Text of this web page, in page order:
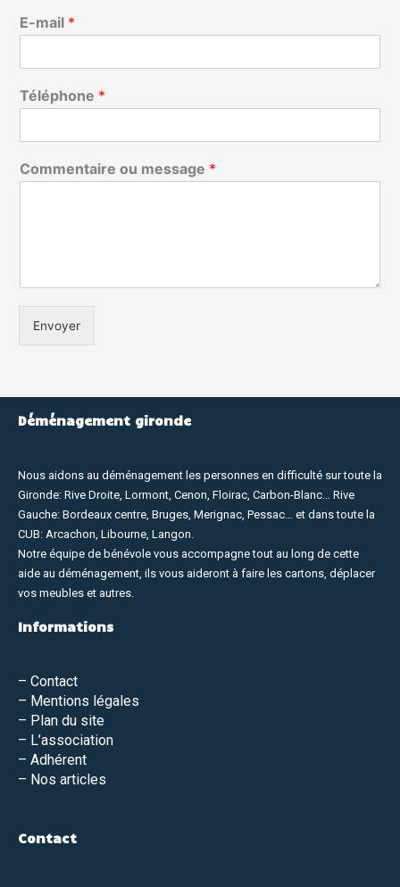
E-mail *
Téléphone *
Commentaire ou message *
Envoyer
Déménagement gironde
Nous aidons au déménagement les personnes en difficulté sur toute la
Gironde: Rive Droite, Lormont, Cenon, Floirac, Carbon-Blanc… Rive
Gauche: Bordeaux centre, Bruges, Merignac, Pessac… et dans toute la
CUB: Arcachon, Libourne, Langon.
Notre équipe de bénévole vous accompagne tout au long de cette
aide au déménagement, ils vous aideront à faire les cartons, déplacer
vos meubles et autres.
Informations
– Contact
– Mentions légales
– Plan du site
– L’association
– Adhérent
– Nos articles
Contact